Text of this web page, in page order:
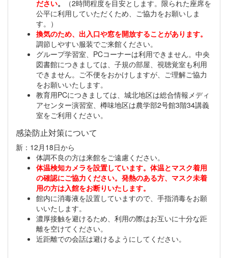
ださい。
（2時間程度を目安とします。限られた座席を
公平に利用していただくため、ご協力をお願いしま
す。）
換気のため、出入口や窓を開放することがあります。
調節しやすい服装でご来館ください。
グループ学習室、PCコーナーは利用できません。中央
図書館につきましては、子規の部屋、視聴覚室も利用
できません。ご不便をおかけしますが、ご理解ご協力
をお願いいたします。
教育用PCにつきましては、城北地区は総合情報メディ
アセンター演習室、樽味地区は農学部2号館3階34講義
室をご利用ください。
感染防止対策について
新：12月18日から
体調不良の方は来館をご遠慮ください。
体温検知カメラを設置しています。体温とマスク着用
の確認にご協力ください。発熱のある方、マスク未着
用の方は入館をお断りいたします。
館内に消毒液を設置していますので、手指消毒をお願
いいたします。
濃厚接触を避けるため、利用の際はお互いに十分な距
離を空けてください。
近距離での会話は避けるようにしてください。